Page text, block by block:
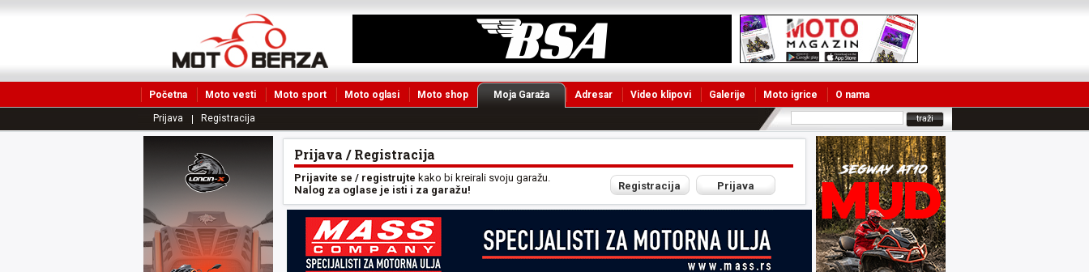
Početna Moto vesti Moto sport Moto oglasi Moto shop Moja Garaža Adresar Video klipovi Galerije Moto igrice O nama
Prijava Registracija
Prijava / Registracija
Prijavite se / registrujte kako bi kreirali svoju garažu.
Nalog za oglase je isti i za garažu!
Registracija Prijava